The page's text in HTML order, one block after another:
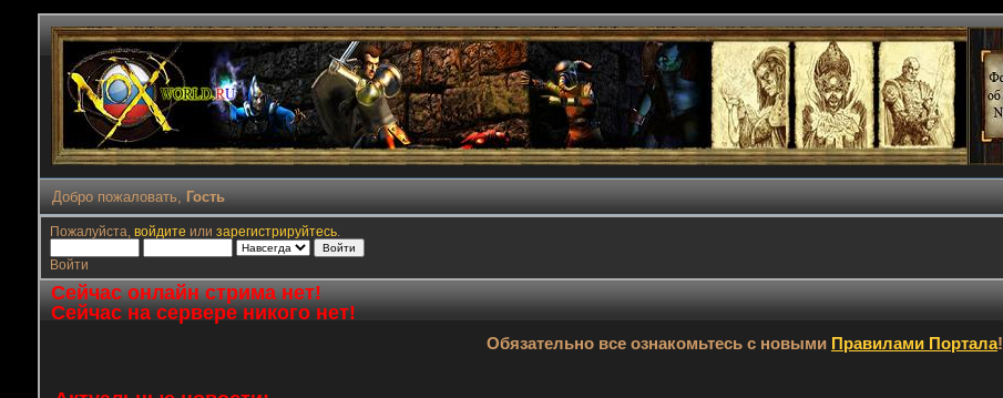
Добро пожаловать, Гость
Пожалуйста, войдите или зарегистрируйтесь.
Войти
Сейчас онлайн стрима нет!
Сейчас на сервере никого нет!
Обязательно все ознакомьтесь с новыми Правилами Портала!